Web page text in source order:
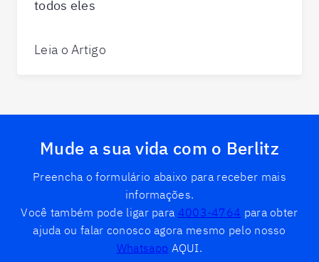
todos eles
Leia o Artigo
Mude a sua vida com o Berlitz
Preencha o formulário abaixo para receber mais
informações.
Você também pode ligar para 4003-4764 para obter
ajuda ou falar conosco agora mesmo pelo nosso
Whatsapp AQUI.